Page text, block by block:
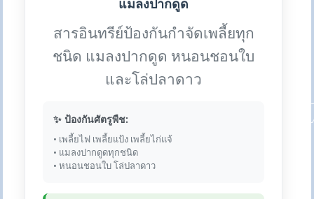
แมลงปากดูด
สารอินทรีย์ป้องกันกำจัดเพลี้ยทุก
ชนิด แมลงปากดูด หนอนชอนใบ
และโล่ปลาดาว
✨ ป้องกันศัตรูพืช:
• เพลี้ยไฟ เพลี้ยแป้ง เพลี้ยไก่แจ้
• แมลงปากดูดทุกชนิด
• หนอนชอนใบ โล่ปลาดาว